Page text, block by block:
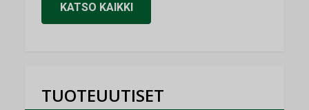
KATSO KAIKKI
TUOTEUUTISET